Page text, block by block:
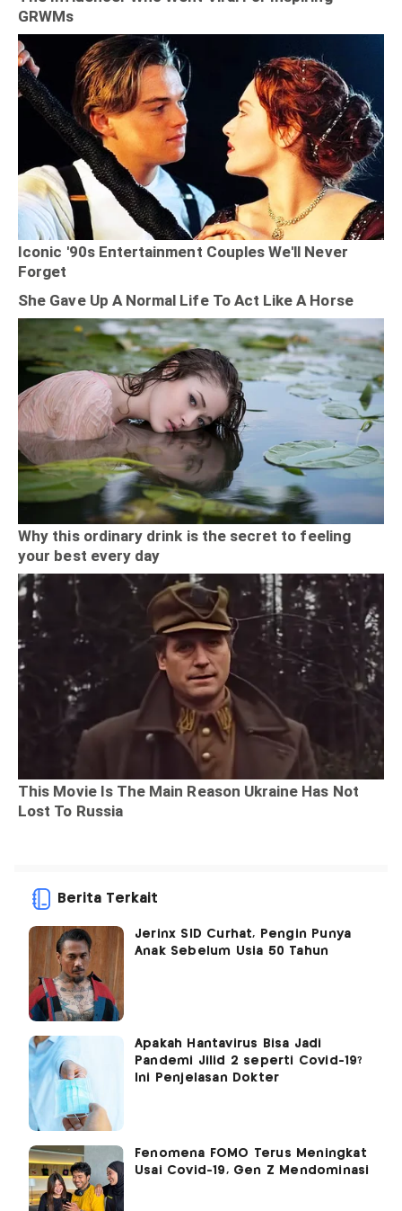
Berita Terkait
Jerinx SID Curhat, Pengin Punya
Anak Sebelum Usia 50 Tahun
Apakah Hantavirus Bisa Jadi
Pandemi Jilid 2 seperti Covid-19?
Ini Penjelasan Dokter
Fenomena FOMO Terus Meningkat
Usai Covid-19, Gen Z Mendominasi